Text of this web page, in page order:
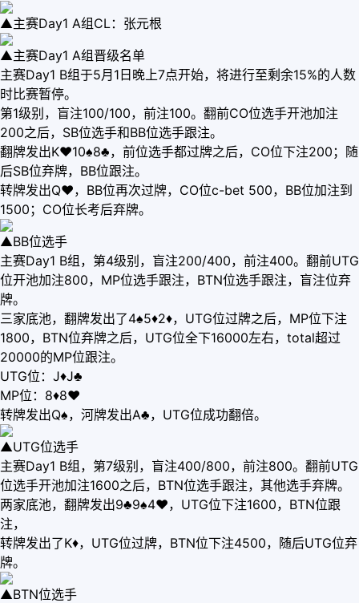
▲主赛Day1 A组CL：张元根
▲主赛Day1 A组晋级名单
主赛Day1 B组于5月1日晚上7点开始，将进行至剩余15%的人数
时比赛暂停。
第1级别，盲注100/100，前注100。翻前CO位选手开池加注
200之后，SB位选手和BB位选手跟注。
翻牌发出K♥10♠8♣，前位选手都过牌之后，CO位下注200；随
后SB位弃牌，BB位跟注。
转牌发出Q♥，BB位再次过牌，CO位c-bet 500，BB位加注到
1500；CO位长考后弃牌。
▲BB位选手
主赛Day1 B组，第4级别，盲注200/400，前注400。翻前UTG
位开池加注800，MP位选手跟注，BTN位选手跟注，盲注位弃
牌。
三家底池，翻牌发出了4♠5♦2♦，UTG位过牌之后，MP位下注
1800，BTN位弃牌之后，UTG位全下16000左右，total超过
20000的MP位跟注。
UTG位：J♦J♣
MP位：8♦8♥
转牌发出Q♠，河牌发出A♣，UTG位成功翻倍。
▲UTG位选手
主赛Day1 B组，第7级别，盲注400/800，前注800。翻前UTG
位选手开池加注1600之后，BTN位选手跟注，其他选手弃牌。
两家底池，翻牌发出9♣9♠4♥，UTG位下注1600，BTN位跟
注，
转牌发出了K♦，UTG位过牌，BTN位下注4500，随后UTG位弃
牌。
▲BTN位选手